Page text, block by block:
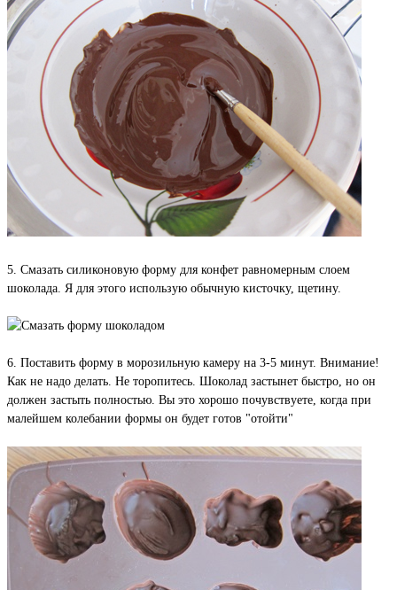
5. Смазать силиконовую форму для конфет равномерным слоем
шоколада. Я для этого использую обычную кисточку, щетину.
6. Поставить форму в морозильную камеру на 3-5 минут. Внимание!
Как не надо делать. Не торопитесь. Шоколад застынет быстро, но он
должен застыть полностью. Вы это хорошо почувствуете, когда при
малейшем колебании формы он будет готов "отойти"